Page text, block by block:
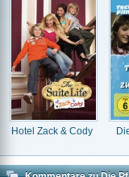
Hotel Zack & Cody